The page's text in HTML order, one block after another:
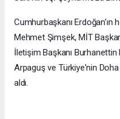
Cumhurbaşkanı Erdoğan'ın
Mehmet Şimşek, MİT
İletişim Başkanı Burhanettin
Arpaguş ve Türkiye'nin
aldı.